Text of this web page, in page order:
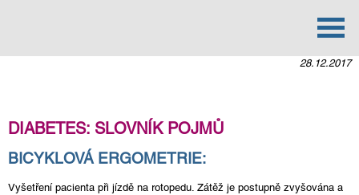
28.12.2017
DIABETES: SLOVNÍK POJMŮ
BICYKLOVÁ ERGOMETRIE:
Vyšetření pacienta při jízdě na rotopedu. Zátěž je postupně zvyšována a